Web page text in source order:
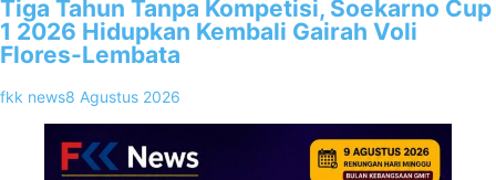
Tiga Tahun Tanpa Kompetisi, Soekarno Cup
1 2026 Hidupkan Kembali Gairah Voli
Flores-Lembata
fkk news8 Agustus 2026